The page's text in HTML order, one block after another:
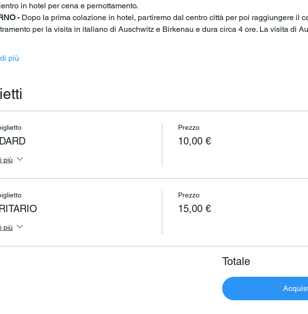
in hotel per cena e pernottamento.
- Dopo la prima colazione in hotel, partiremo dal centro città per poi raggiungere il
per la visita in italiano di Auschwitz e Birkenau e dura circa 4 ore. La visita di
più
più
Prezzo
10,00 €
più
Prezzo
15,00 €
Totale